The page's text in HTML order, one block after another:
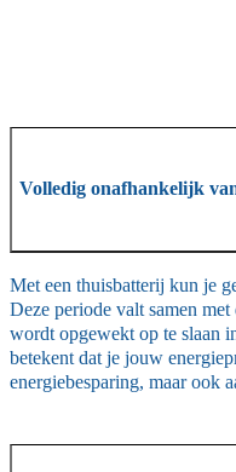
Volledig onafhankelijk
Met een thuisbatterij kun je
Deze periode valt samen
wordt opgewekt op te slaan
betekent dat je jouw
energiebesparing, maar ook